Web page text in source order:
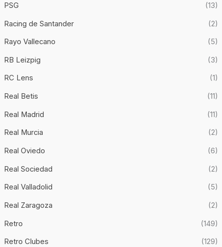
PSG (13)
Racing de Santander (2)
Rayo Vallecano (5)
RB Leizpig (3)
RC Lens (1)
Real Betis (11)
Real Madrid (11)
Real Murcia (2)
Real Oviedo (6)
Real Sociedad (2)
Real Valladolid (5)
Real Zaragoza (2)
Retro (149)
Retro Clubes (129)